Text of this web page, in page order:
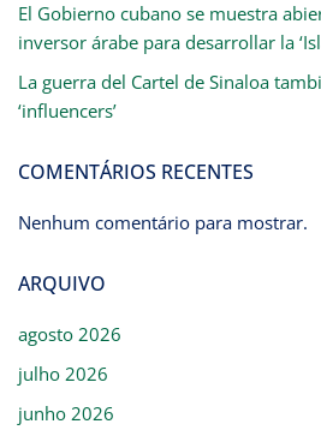
El Gobierno cubano se muestra
inversor árabe para desarrollar la
La guerra del Cartel de Sinaloa
‘influencers’
COMENTÁRIOS RECENTES
Nenhum comentário para mostrar.
ARQUIVO
agosto 2026
julho 2026
junho 2026